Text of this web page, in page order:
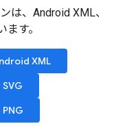
は、Android XML、
す。
XML